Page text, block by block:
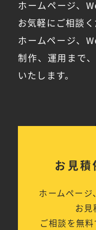
ホームページ、
お気軽にご相談く
ホームページ、
制作、運用まで
いたします。
お見積
ホームページ
お見
ご相談を無